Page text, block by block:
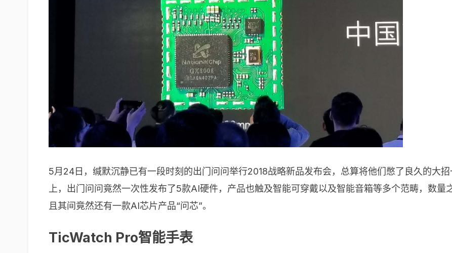
5月24日，缄默沉静已有一段时刻的出门问问举行2018战略新品发布会，总算将他们憋了良久的大
上，出门问问竟然一次性发布了5款AI硬件，产品也触及智能可穿戴以及智能音箱等多个范畴，数
且其间竟然还有一款AI芯片产品“问芯”。
TicWatch Pro智能手表